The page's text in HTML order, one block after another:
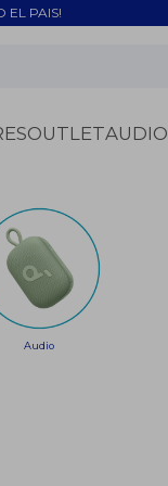
EL PAIS!
OUTLETAUDIO
Audio